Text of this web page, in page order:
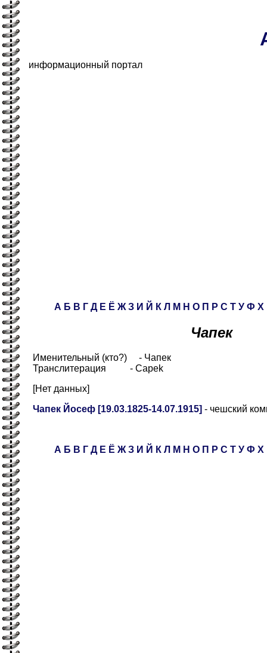
информационный портал
А Б В Г Д Е Ё Ж З И Й К Л М Н О П Р С Т У Ф Х
Чапек
Именительный (кто?) - Чапек
Транслитерация - Capek
[Нет данных]
Чапек Йосеф [19.03.1825-14.07.1915] - чешский
А Б В Г Д Е Ё Ж З И Й К Л М Н О П Р С Т У Ф Х